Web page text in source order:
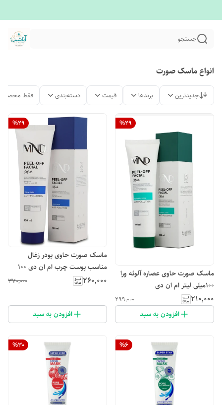
جستجو
انواع ماسک صورت
جدیدترین برندها قیمت دسته‌بندی فقط
%29
ماسک صورت حاوی عصاره آلوئه ورا
۱۰۰میلی لیتر ام ان دی
۲۱۰٬۰۰۰ ۲۹۹٬۰۰۰
افزودن به سبد
%29
ماسک صورت حاوی پودر زغال
مناسب پوست چرب ام ان دی ۱۰۰
میلی لیتر
۲۶۰٬۰۰۰ ۳۷۰٬۰۰۰
افزودن به سبد
%6
%30